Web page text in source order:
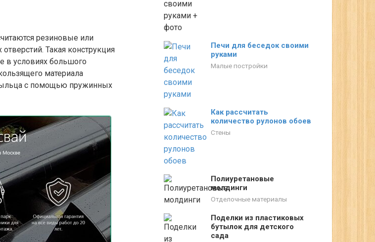
резиновые или
Такая конструкция
в условиях большого
материала
с помощью пружинных
Печи для беседок своими
руками
Малые постройки
Как рассчитать
количество рулонов обоев
Стены
Полиуретановые
молдинги
Отделочные материалы
Поделки из пластиковых
бутылок для детского
сада